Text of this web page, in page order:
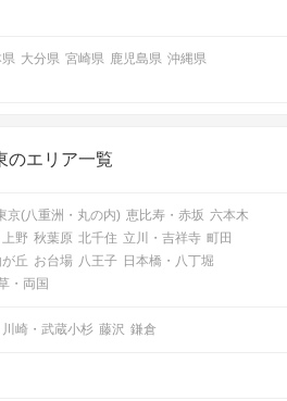
県 大分県 宮崎県 鹿児島県 沖縄県
のエリア一覧
京(八重洲・丸の内) 恵比寿・赤坂 六本木
上野 秋葉原 北千住 立川・吉祥寺 町田
丘 お台場 八王子 日本橋・八丁堀
・両国
川崎・武蔵小杉 藤沢 鎌倉